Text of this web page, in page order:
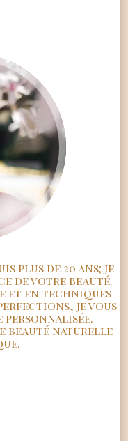
plus de 20 ans; je
de votre beauté.
et en techniques
je vous
personnalisée.
beauté naturelle